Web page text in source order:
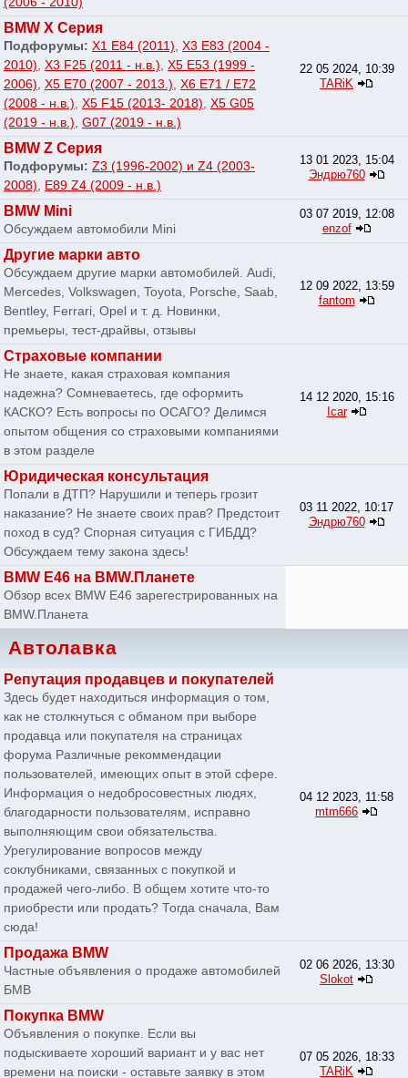
BMW X Серия
Подфорумы: X1 E84 (2011), X3 E83 (2004 -
2010), X3 F25 (2011 - н.в.), X5 E53 (1999 -
2006), X5 E70 (2007 - 2013.), X6 E71 / E72
(2008 - н.в.), X5 F15 (2013- 2018), X5 G05
(2019 - н.в.), G07 (2019 - н.в.)
22 05 2024, 10:39
TARiK
BMW Z Серия
Подфорумы: Z3 (1996-2002) и Z4 (2003-
2008), E89 Z4 (2009 - н.в.)
13 01 2023, 15:04
Эндрю760
BMW Mini
Обсуждаем автомобили Mini
03 07 2019, 12:08
enzof
Другие марки авто
Обсуждаем другие марки автомобилей. Audi,
Mercedes, Volkswagen, Toyota, Porsche, Saab,
Bentley, Ferrari, Opel и т. д. Новинки,
премьеры, тест-драйвы, отзывы
12 09 2022, 13:59
fantom
Страховые компании
Не знаете, какая страховая компания
надежна? Сомневаетесь, где оформить
КАСКО? Есть вопросы по ОСАГО? Делимся
опытом общения со страховыми компаниями
в этом разделе
14 12 2020, 15:16
Icar
Юридическая консультация
Попали в ДТП? Нарушили и теперь грозит
наказание? Не знаете своих прав? Предстоит
поход в суд? Спорная ситуация с ГИБДД?
Обсуждаем тему закона здесь!
03 11 2022, 10:17
Эндрю760
BMW E46 на BMW.Планете
Обзор всех BMW E46 зарегестрированных на
BMW.Планета
Автолавка
Репутация продавцев и покупателей
Здесь будет находиться информация о том,
как не столкнуться с обманом при выборе
продавца или покупателя на страницах
форума Различные рекоммендации
пользователей, имеющих опыт в этой сфере.
Информация о недобросовестных людях,
благодарности пользователям, исправно
выполняющим свои обязательства.
Урегулирование вопросов между
соклубниками, связанных с покупкой и
продажей чего-либо. В общем хотите что-то
приобрести или продать? Тогда сначала, Вам
сюда!
04 12 2023, 11:58
mtm666
Продажа BMW
Частные объявления о продаже автомобилей
БМВ
02 06 2026, 13:30
Slokot
Покупка BMW
Объявления о покупке. Если вы
подыскиваете хороший вариант и у вас нет
времени на поиски - оставьте заявку в этом
07 05 2026, 18:33
TARiK